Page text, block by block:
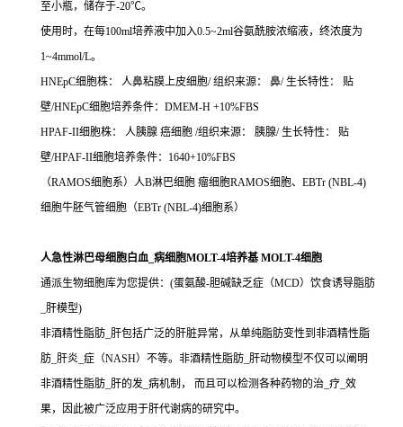
至小瓶，储存于-20℃。
使用时，在每100ml培养液中加入0.5~2ml谷氨酰胺浓缩液，终浓度为
1~4mmol/L。
HNEpC细胞株： 人鼻粘膜上皮细胞/ 组织来源： 鼻/ 生长特性： 贴
壁/HNEpC细胞培养条件：DMEM-H +10%FBS
HPAF-II细胞株： 人胰腺 癌细胞 /组织来源： 胰腺/ 生长特性： 贴
壁/HPAF-II细胞培养条件：1640+10%FBS
（RAMOS细胞系）人B淋巴细胞 瘤细胞RAMOS细胞、EBTr (NBL-4)
细胞牛胚气管细胞（EBTr (NBL-4)细胞系）
人急性淋巴母细胞白血_病细胞MOLT-4培养基 MOLT-4细胞
通派生物细胞库为您提供：(蛋氨酸-胆碱缺乏症（MCD）饮食诱导脂肪
_肝模型)
非酒精性脂肪_肝包括广泛的肝脏异常，从单纯脂肪变性到非酒精性脂
肪_肝炎_症（NASH）不等。非酒精性脂肪_肝动物模型不仅可以阐明
非酒精性脂肪_肝的发_病机制， 而且可以检测各种药物的治_疗_效
果，因此被广泛应用于肝代谢病的研究中。